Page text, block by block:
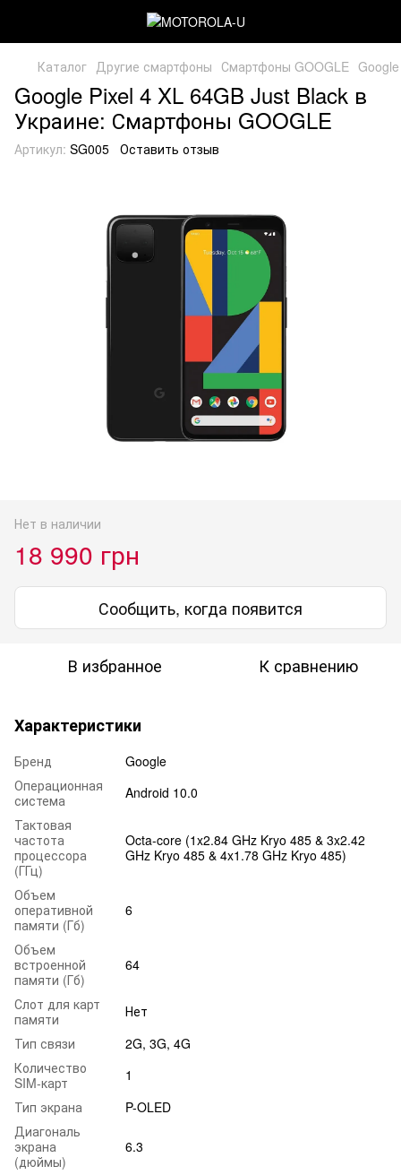
Каталог Другие смартфоны Смартфоны GOOGLE
Google Pixel 4 XL 64GB Just Black в
Украине: Смартфоны GOOGLE
Артикул: SG005 Оставить отзыв
Нет в наличии
18 990 грн
Сообщить, когда появится
В избранное К сравнению
Характеристики
Бренд
Google
Операционная
система
Android 10.0
Тактовая
частота
процессора
(ГГц)
Octa-core (1x2.84 GHz Kryo 485 & 3x2.42
GHz Kryo 485 & 4x1.78 GHz Kryo 485)
Объем
оперативной
памяти (Гб)
6
Объем
встроенной
памяти (Гб)
64
Слот для карт
памяти
Нет
Тип связи
2G, 3G, 4G
Количество
SIM-карт
1
Тип экрана
P-OLED
Диагональ
экрана
(дюймы)
6.3